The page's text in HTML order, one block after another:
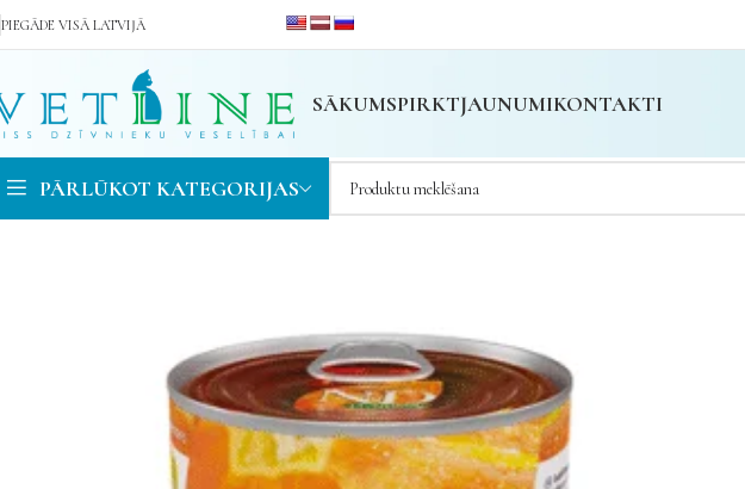
PIEGĀDE VISĀ LATVIJĀ
SĀKUMSPIRKTJAUNUMIKONTAKTI
PĀRLŪKOT KATEGORIJAS